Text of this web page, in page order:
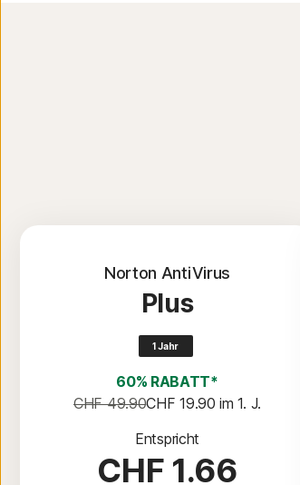
Norton AntiVirus
Plus
1 Jahr
60% RABATT*
CHF 49.90CHF 19.90 im 1. J.
Entspricht
CHF 1.66